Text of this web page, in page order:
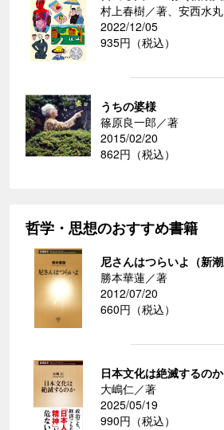
村上春樹／著、安西水
2022/12/05
935円（税込）
うちの婆様
篠原良一郎／著
2015/02/20
862円（税込）
哲学・思想のおすすめ書籍
尼さんはつらいよ（新潮
勝本華蓮／著
2012/07/20
660円（税込）
日本文化は絶滅するのか
大嶋仁／著
2025/05/19
990円（税込）